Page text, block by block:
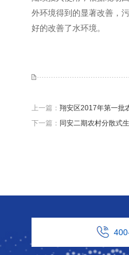
外环境得到的显著改善，
好的改善了水环境。
上一篇： 翔安区2017年第一批
下一篇： 同安二期农村分散式